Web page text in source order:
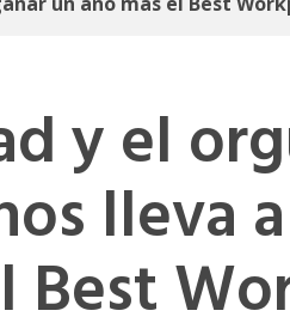
y el
lleva
Best